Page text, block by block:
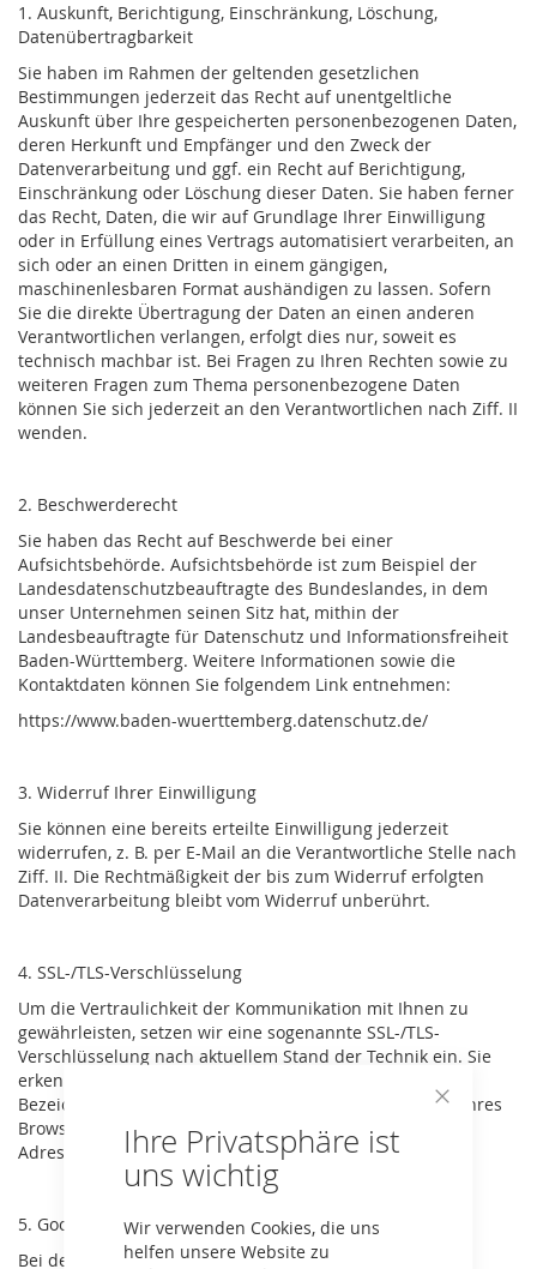
Ihre Privatsphäre ist
uns wichtig
Wir verwenden Cookies, die uns
helfen unsere Website zu
1. Auskunft, Berichtigung, Einschränkung, Löschung,
Datenübertragbarkeit
Sie haben im Rahmen der geltenden gesetzlichen
Bestimmungen jederzeit das Recht auf unentgeltliche
Auskunft über Ihre gespeicherten personenbezogenen Daten,
deren Herkunft und Empfänger und den Zweck der
Datenverarbeitung und ggf. ein Recht auf Berichtigung,
Einschränkung oder Löschung dieser Daten. Sie haben ferner
das Recht, Daten, die wir auf Grundlage Ihrer Einwilligung
oder in Erfüllung eines Vertrags automatisiert verarbeiten, an
sich oder an einen Dritten in einem gängigen,
maschinenlesbaren Format aushändigen zu lassen. Sofern
Sie die direkte Übertragung der Daten an einen anderen
Verantwortlichen verlangen, erfolgt dies nur, soweit es
technisch machbar ist. Bei Fragen zu Ihren Rechten sowie zu
weiteren Fragen zum Thema personenbezogene Daten
können Sie sich jederzeit an den Verantwortlichen nach Ziff. II
wenden.
2. Beschwerderecht
Sie haben das Recht auf Beschwerde bei einer
Aufsichtsbehörde. Aufsichtsbehörde ist zum Beispiel der
Landesdatenschutzbeauftragte des Bundeslandes, in dem
unser Unternehmen seinen Sitz hat, mithin der
Landesbeauftragte für Datenschutz und Informationsfreiheit
Baden-Württemberg. Weitere Informationen sowie die
Kontaktdaten können Sie folgendem Link entnehmen:
https://www.baden-wuerttemberg.datenschutz.de/
3. Widerruf Ihrer Einwilligung
Sie können eine bereits erteilte Einwilligung jederzeit
widerrufen, z. B. per E-Mail an die Verantwortliche Stelle nach
Ziff. II. Die Rechtmäßigkeit der bis zum Widerruf erfolgten
Datenverarbeitung bleibt vom Widerruf unberührt.
4. SSL-/TLS-Verschlüsselung
Um die Vertraulichkeit der Kommunikation mit Ihnen zu
gewährleisten, setzen wir eine sogenannte SSL-/TLS-
Verschlüsselung nach aktuellem Stand der Technik ein. Sie
erkennen derart verschlüsselte Verbindungen an der
Bezeichnung “https://“ im Seitenlink in der Adresszeile Ihres
Browsers, sowie an dem grünen Schloss-Symbol in der
Adresszeile.
5. Google Analytics
Bei der Benutzung unserer Webseite wird das